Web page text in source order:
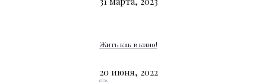
Жить как в кино!
20 июня, 2022